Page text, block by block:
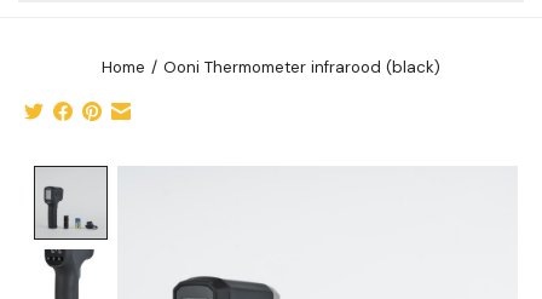
Home / Ooni Thermometer infrarood (black)